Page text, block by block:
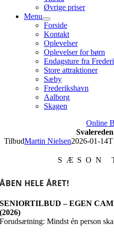
Øvrige priser
Menu
Forside
Kontakt
Oplevelser
Oplevelser for børn
Endagsture fra
Store attraktioner
Sæby
Frederikshavn
Aalborg
Skagen
Online
TilbudMartin Nielsen2026-01-
SÆSON
ÅBEN HELE ÅRET!
SENIORTILBUD – EGEN
(2026)
Forudsætning: Mindst én person